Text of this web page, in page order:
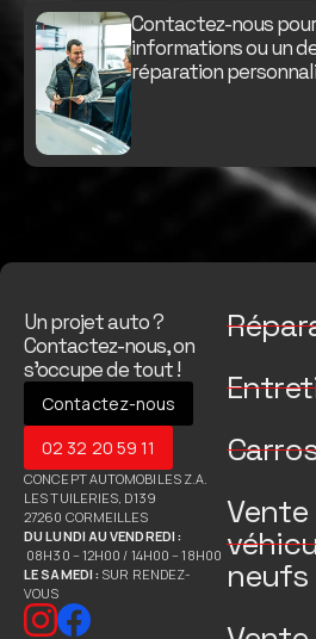
Contactez-nous
informations ou un
réparation
Un projet auto ?
Contactez-nous, on
s’occupe de tout !
Contactez-nous
02 32 20 59 11
CONCEPT AUTOMOBILES Z.A.
LES TUILERIES, D139
27260 CORMEILLES
DU LUNDI AU VENDREDI :
08H30 – 12H00 / 14H00 – 18H00
LE SAMEDI : SUR RENDEZ-
VOUS
Vente
neufs